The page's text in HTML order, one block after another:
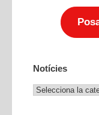
Notícies
Notícies